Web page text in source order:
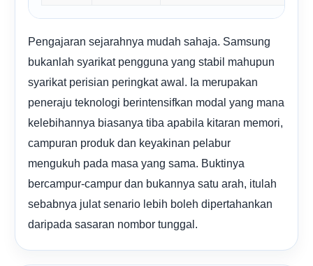
Pengajaran sejarahnya mudah sahaja. Samsung
bukanlah syarikat pengguna yang stabil mahupun
syarikat perisian peringkat awal. Ia merupakan
peneraju teknologi berintensifkan modal yang mana
kelebihannya biasanya tiba apabila kitaran memori,
campuran produk dan keyakinan pelabur
mengukuh pada masa yang sama. Buktinya
bercampur-campur dan bukannya satu arah, itulah
sebabnya julat senario lebih boleh dipertahankan
daripada sasaran nombor tunggal.